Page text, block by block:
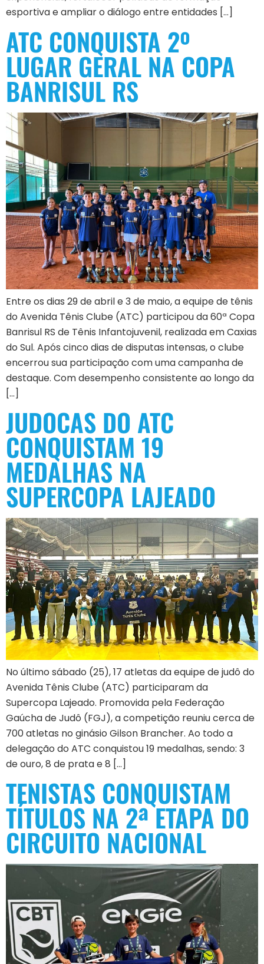
esportiva e ampliar o diálogo entre entidades […]
ATC CONQUISTA 2º
LUGAR GERAL NA COPA
BANRISUL RS
Entre os dias 29 de abril e 3 de maio, a equipe de tênis
do Avenida Tênis Clube (ATC) participou da 60ª Copa
Banrisul RS de Tênis Infantojuvenil, realizada em Caxias
do Sul. Após cinco dias de disputas intensas, o clube
encerrou sua participação com uma campanha de
destaque. Com desempenho consistente ao longo da
[…]
JUDOCAS DO ATC
CONQUISTAM 19
MEDALHAS NA
SUPERCOPA LAJEADO
No último sábado (25), 17 atletas da equipe de judô do
Avenida Tênis Clube (ATC) participaram da
Supercopa Lajeado. Promovida pela Federação
Gaúcha de Judô (FGJ), a competição reuniu cerca de
700 atletas no ginásio Gilson Brancher. Ao todo a
delegação do ATC conquistou 19 medalhas, sendo: 3
de ouro, 8 de prata e 8 […]
TENISTAS CONQUISTAM
TÍTULOS NA 2ª ETAPA DO
CIRCUITO NACIONAL